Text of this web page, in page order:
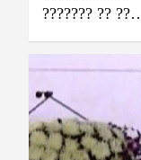
??????? ??